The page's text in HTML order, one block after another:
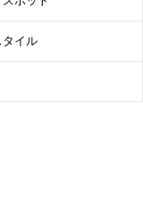
タイル